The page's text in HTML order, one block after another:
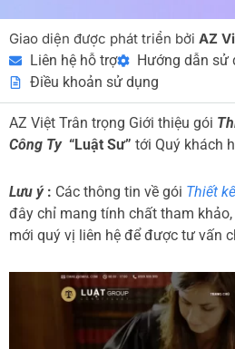
Giao diện được phát triển bởi AZ
Liên hệ hỗ trợ
Hướng dẫn sử
Điều khoản sử dụng
AZ Việt Trân trọng Giới thiệu gói
Công Ty“Luật Sư” tới Quý khách
Lưu ý: Các thông tin về gói Thiết
đây chỉ mang tính chất tham
mới quý vị liên hệ để được tư vấn